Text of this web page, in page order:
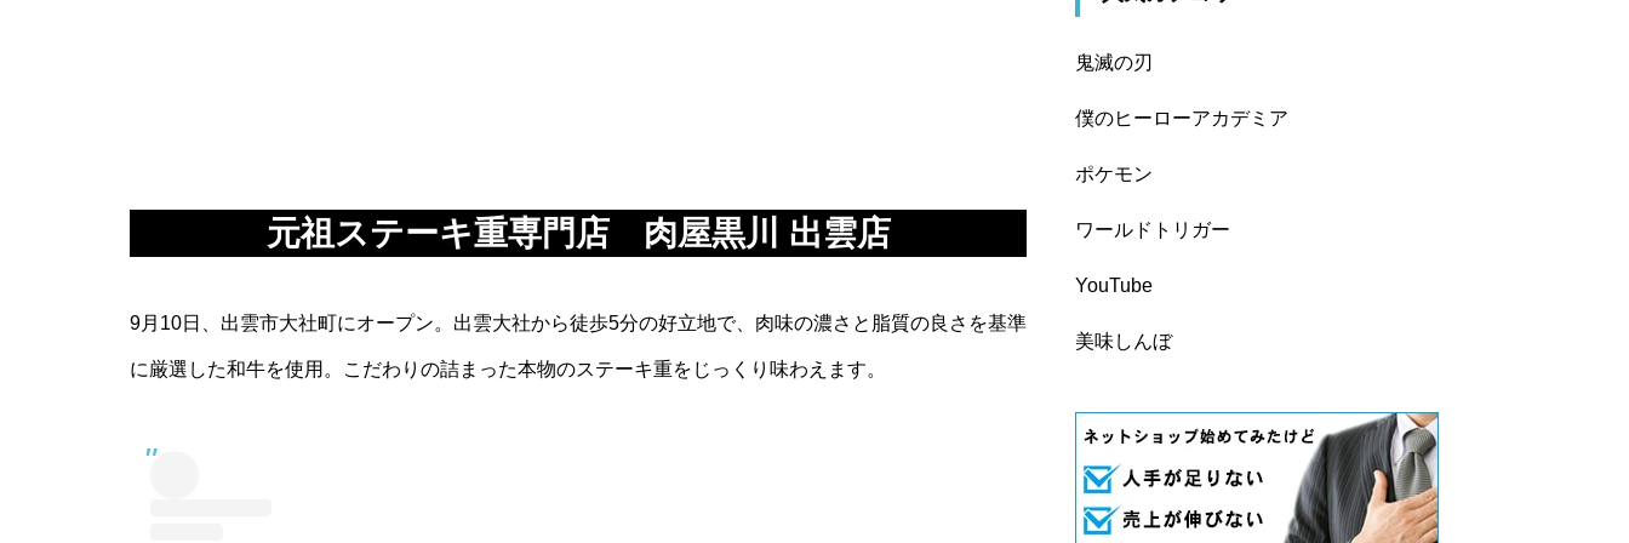
元祖ステーキ重専門店 肉屋黒川 出雲店
9月10日、出雲市大社町にオープン。出雲大社から徒歩5分の好立地で、肉味の濃さと脂質の良さを基準
に厳選した和牛を使用。こだわりの詰まった本物のステーキ重をじっくり味わえます。
鬼滅の刃
僕のヒーローアカデミア
ポケモン
ワールドトリガー
YouTube
美味しんぼ